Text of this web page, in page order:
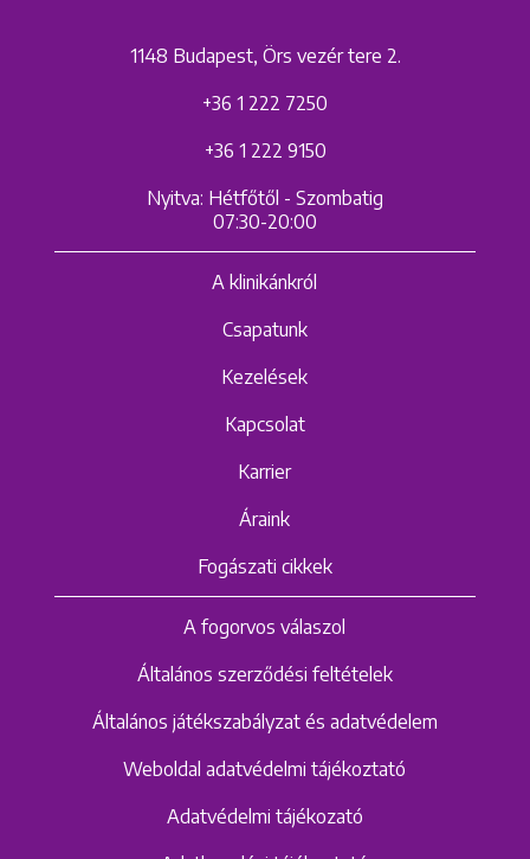
1148 Budapest, Örs vezér tere 2.
+36 1 222 7250
+36 1 222 9150
Nyitva: Hétfőtől - Szombatig
07:30-20:00
A klinikánkról
Csapatunk
Kezelések
Kapcsolat
Karrier
Áraink
Fogászati cikkek
A fogorvos válaszol
Általános szerződési feltételek
Általános játékszabályzat és adatvédelem
Weboldal adatvédelmi tájékoztató
Adatvédelmi tájékozató